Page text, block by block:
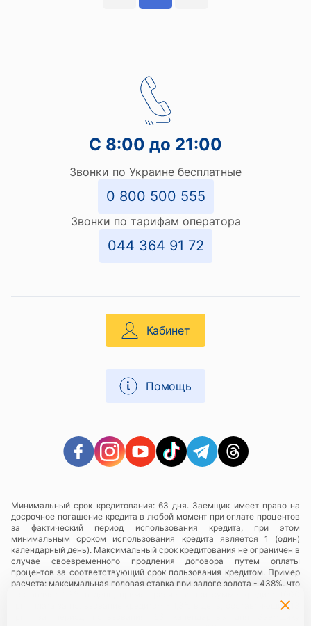
С 8:00 до 21:00
Звонки по Украине бесплатные
0 800 500 555
Звонки по тарифам оператора
044 364 91 72
Кабинет
Помощь
Минимальный срок кредитования: 63 дня. Заемщик имеет право на
досрочное погашение кредита в любой момент при оплате процентов
за фактический период использования кредита, при этом
минимальным сроком использования кредита является 1 (один)
календарный день). Максимальный срок кредитования не ограничен в
случае своевременного продления договора путем оплаты
процентов за соответствующий срок пользования кредитом. Пример
расчета: максимальная годовая ставка при залоге золота - 438%, что
грн., плата за пользование кредитом - 1,3% в день, составляющий 13